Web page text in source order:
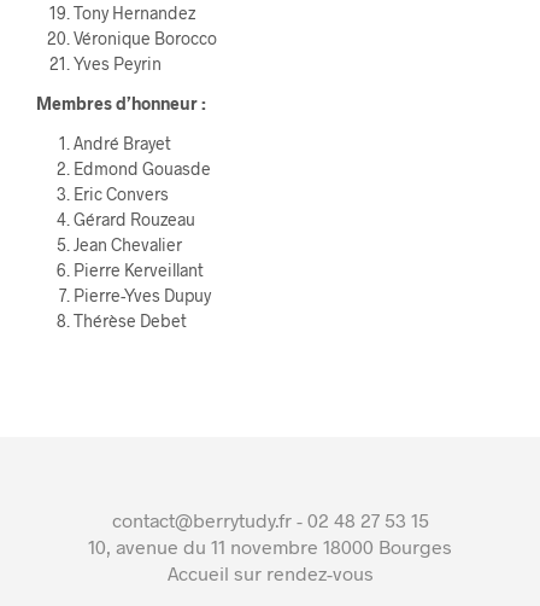
Tony Hernandez
Véronique Borocco
Yves Peyrin
Membres d’honneur :
André Brayet
Edmond Gouasde
Eric Convers
Gérard Rouzeau
Jean Chevalier
Pierre Kerveillant
Pierre-Yves Dupuy
Thérèse Debet
contact@berrytudy.fr - 02 48 27 53 15
10, avenue du 11 novembre 18000 Bourges
Accueil sur rendez-vous